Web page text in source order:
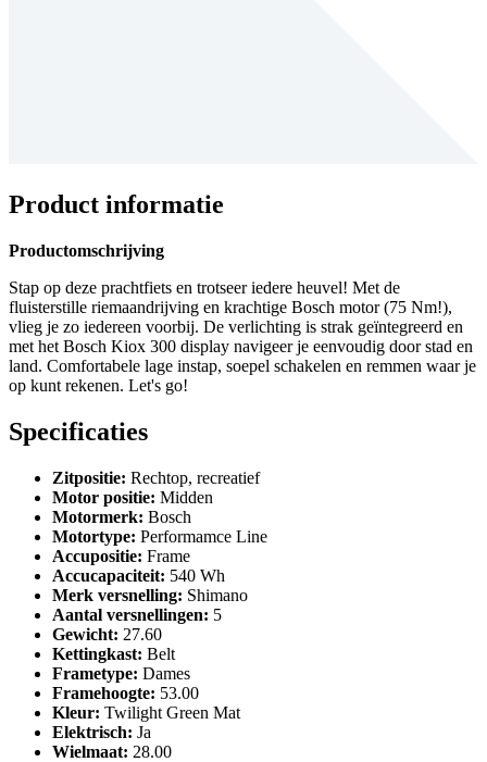
Product informatie
Productomschrijving
Stap op deze prachtfiets en trotseer iedere heuvel! Met de
fluisterstille riemaandrijving en krachtige Bosch motor (75 Nm!),
vlieg je zo iedereen voorbij. De verlichting is strak geïntegreerd en
met het Bosch Kiox 300 display navigeer je eenvoudig door stad en
land. Comfortabele lage instap, soepel schakelen en remmen waar je
op kunt rekenen. Let's go!
Specificaties
Zitpositie: Rechtop, recreatief
Motor positie: Midden
Motormerk: Bosch
Motortype: Performamce Line
Accupositie: Frame
Accucapaciteit: 540 Wh
Merk versnelling: Shimano
Aantal versnellingen: 5
Gewicht: 27.60
Kettingkast: Belt
Frametype: Dames
Framehoogte: 53.00
Kleur: Twilight Green Mat
Elektrisch: Ja
Wielmaat: 28.00